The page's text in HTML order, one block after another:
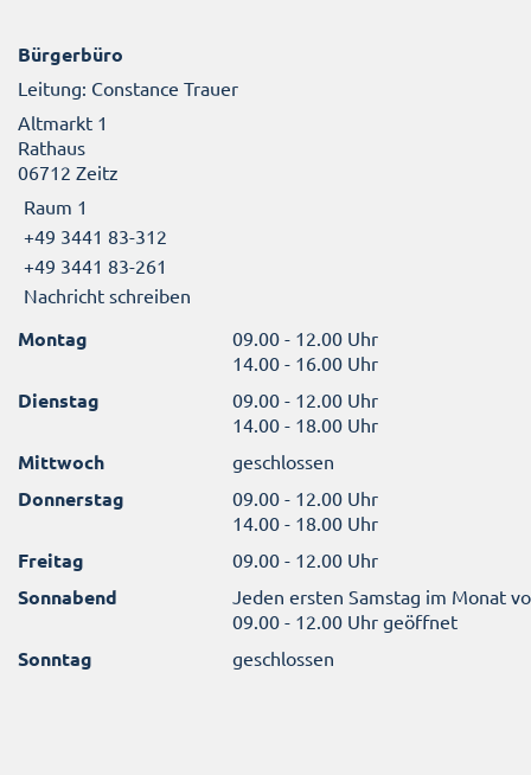
Bürgerbüro
Leitung: Constance Trauer
Altmarkt 1
Rathaus
06712 Zeitz
Raum 1
+49 3441 83-312
+49 3441 83-261
Nachricht schreiben
Montag
09.00 - 12.00 Uhr
14.00 - 16.00 Uhr
Dienstag
09.00 - 12.00 Uhr
14.00 - 18.00 Uhr
Mittwoch geschlossen
Donnerstag
09.00 - 12.00 Uhr
14.00 - 18.00 Uhr
Freitag 09.00 - 12.00 Uhr
Sonnabend
Jeden ersten Samstag im Monat
09.00 - 12.00 Uhr geöffnet
Sonntag geschlossen